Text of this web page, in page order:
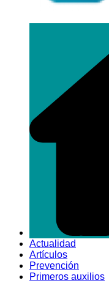
Actualidad
Artículos
Prevención
Primeros auxilios